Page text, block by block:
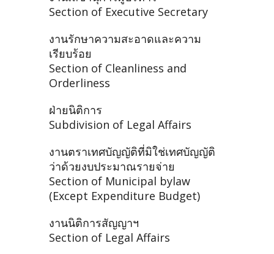
Section of Executive Secretary
งานรักษาความสะอาดและความ
เรียบร้อย
Section of Cleanliness and
Orderliness
ฝ่ายนิติการ
Subdivision of Legal Affairs
งานตราเทศบัญญัติที่มิใช่เทศบัญญัติ
ว่าด้วยงบประมาณรายจ่าย
Section of Municipal bylaw
(Except Expenditure Budget)
งานนิติการสัญญาฯ
Section of Legal Affairs